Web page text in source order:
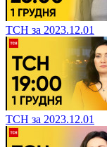
ТСН за 2023.12.01
ТСН за 2023.12.01